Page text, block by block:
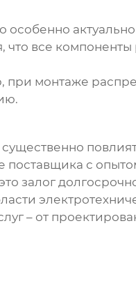
особенно
что все компоненты
при монтаже
поставщика с
залог
– от